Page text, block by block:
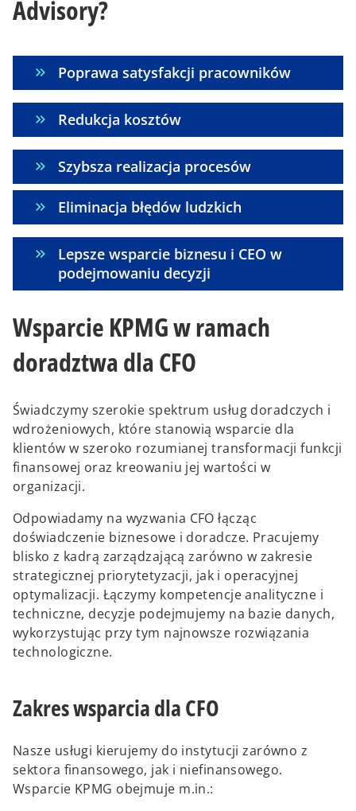
Advisory?
Poprawa satysfakcji pracowników
Redukcja kosztów
Szybsza realizacja procesów
Eliminacja błędów ludzkich
Lepsze wsparcie biznesu i CEO w
podejmowaniu decyzji
Wsparcie KPMG w ramach
doradztwa dla CFO
Świadczymy szerokie spektrum usług doradczych i
wdrożeniowych, które stanowią wsparcie dla
klientów w szeroko rozumianej transformacji funkcji
finansowej oraz kreowaniu jej wartości w
organizacji.
Odpowiadamy na wyzwania CFO łącząc
doświadczenie biznesowe i doradcze. Pracujemy
blisko z kadrą zarządzającą zarówno w zakresie
strategicznej priorytetyzacji, jak i operacyjnej
optymalizacji. Łączymy kompetencje analityczne i
techniczne, decyzje podejmujemy na bazie danych,
wykorzystując przy tym najnowsze rozwiązania
technologiczne.
Zakres wsparcia dla CFO
Nasze usługi kierujemy do instytucji zarówno z
sektora finansowego, jak i niefinansowego.
Wsparcie KPMG obejmuje m.in.: